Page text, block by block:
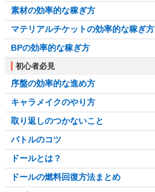
素材の効率的な稼ぎ方
マテリアルチケットの効率的な稼ぎ方
BPの効率的な稼ぎ方
初心者必見
序盤の効率的な進め方
キャラメイクのやり方
取り返しのつかないこと
バトルのコツ
ドールとは？
ドールの燃料回復方法まとめ